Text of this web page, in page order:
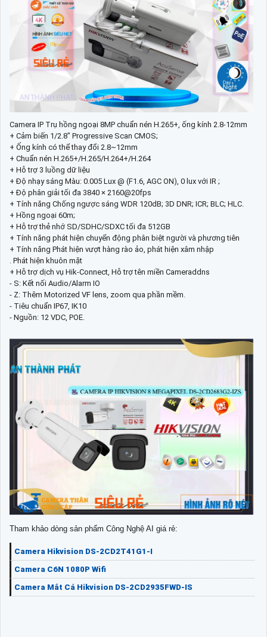
Camera IP Trụ hồng ngoại 8MP chuẩn nén H.265+, ống kính 2.8-12mm
+ Cảm biến 1/2.8" Progressive Scan CMOS;
+ Ống kính có thể thay đổi 2.8~12mm
+ Chuẩn nén H.265+/H.265/H.264+/H.264
+ Hỗ trợ 3 luồng dữ liệu
+ Độ nhạy sáng Màu: 0.005 Lux @ (F1.6, AGC ON), 0 lux với IR ;
+ Độ phân giải tối đa 3840 × 2160@20fps
+ Tính năng Chống ngược sáng WDR 120dB; 3D DNR; ICR; BLC; HLC.
+ Hồng ngoại 60m;
+ Hỗ trợ thẻ nhớ SD/SDHC/SDXC tối đa 512GB
+ Tính năng phát hiện chuyển động phân biệt người và phương tiên
+ Tính năng Phát hiện vượt hàng rào ảo, phát hiện xâm nhập
. Phát hiện khuôn mặt
+ Hỗ trợ dịch vụ Hik-Connect, Hỗ trợ tên miền Cameraddns
- S: Kết nối Audio/Alarm IO
- Z: Thêm Motorized VF lens, zoom qua phần mềm.
- Tiêu chuẩn IP67, IK10
- Nguồn: 12 VDC, POE.
Tham khảo dòng sản phẩm Công Nghệ AI giá rẻ:
Camera Hikvision DS-2CD2T41G1-I
Camera C6N 1080P Wifi
Camera Mắt Cá Hikvision DS-2CD2935FWD-IS